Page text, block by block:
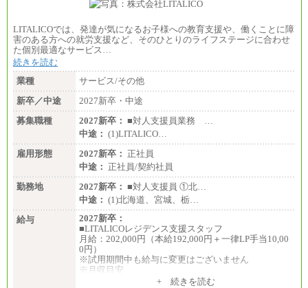
LITALICOでは、発達が気になるお子様への教育支援や、働くことに障
害のある方への就労支援など、そのひとりのライフステージに合わせ
た個別最適なサービス…
続きを読む
業種
サービス/その他
新卒／中途
2027新卒・中途
募集職種
2027新卒： ■対人支援員業務 …
中途： (1)LITALICO…
雇用形態
2027新卒： 正社員
中途： 正社員/契約社員
勤務地
2027新卒： ■対人支援員 ①北…
中途： (1)北海道、宮城、栃…
給与
2027新卒：
■LITALICOレジデンス支援スタッフ
月給：202,000円（本給192,000円＋一律LP手当10,00
0円）
※試用期間中も給与に変更はございません
※月収目安
+ 続きを読む